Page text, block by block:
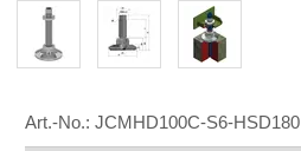
Art.-No.: JCMHD100C-S6-HSD180